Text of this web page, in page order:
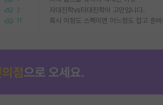
2
11
자대진학vs타대진학이 고민입니다.
혹시 이정도 스펙이면 어느정도 잡고 준